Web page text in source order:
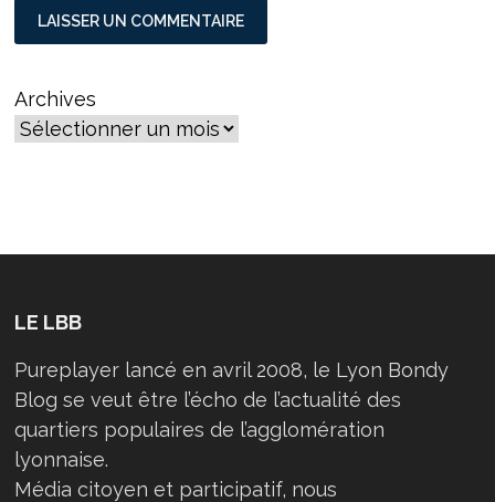
Archives
LE LBB
Pureplayer lancé en avril 2008, le Lyon Bondy
Blog se veut être l’écho de l’actualité des
quartiers populaires de l’agglomération
lyonnaise.
Média citoyen et participatif, nous